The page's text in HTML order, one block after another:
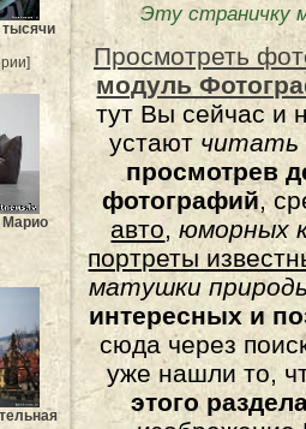
тысячи
Эту страничку
Просмотреть
модуль
тут Вы сейчас и
устают читать
просмотрев
фотографий,
авто,юморных
портреты
матушки
интересных и
сюда через
уже нашли то,
этого